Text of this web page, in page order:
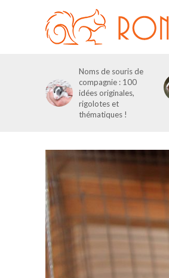
Noms de souris de
compagnie : 100
idées originales,
rigolotes et
thématiques !